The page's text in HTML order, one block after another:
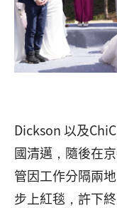
Dickson 以及
國清邁，隨後在
管因工作分隔兩
步上紅毯，許下